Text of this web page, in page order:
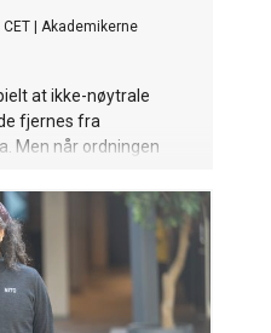
Akademikerne
at ikke-nøytrale
fjernes fra
Men når ordningen
i Akademikerne.